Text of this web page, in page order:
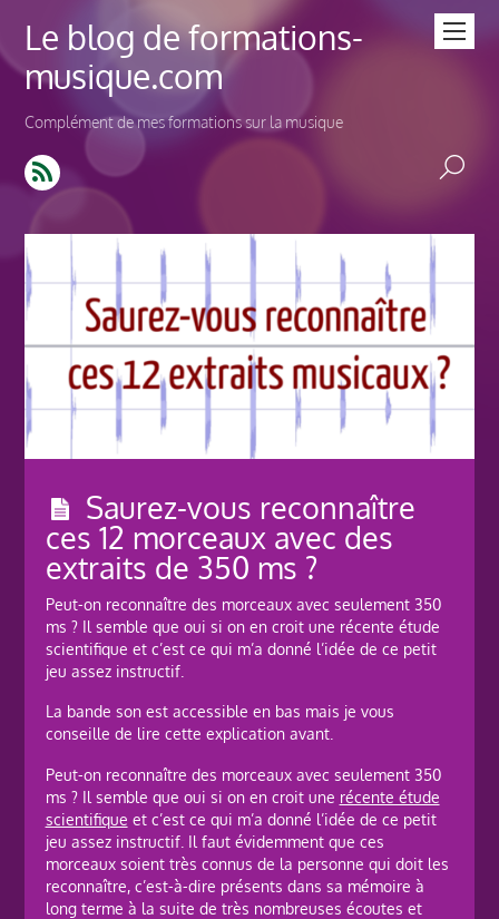
Le blog de formations-
musique.com
Complément de mes formations sur la musique
Saurez-vous reconnaître
ces 12 morceaux avec des
extraits de 350 ms ?
Peut-on reconnaître des morceaux avec seulement 350
ms ? Il semble que oui si on en croit une récente étude
scientifique et c’est ce qui m’a donné l’idée de ce petit
jeu assez instructif.
La bande son est accessible en bas mais je vous
conseille de lire cette explication avant.
Peut-on reconnaître des morceaux avec seulement 350
ms ? Il semble que oui si on en croit une récente étude
scientifique et c’est ce qui m’a donné l’idée de ce petit
jeu assez instructif. Il faut évidemment que ces
morceaux soient très connus de la personne qui doit les
reconnaître, c’est-à-dire présents dans sa mémoire à
long terme à la suite de très nombreuses écoutes et